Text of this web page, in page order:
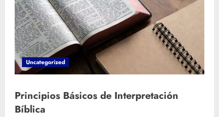
Uncategorized
Principios Básicos de Interpretación
Bíblica